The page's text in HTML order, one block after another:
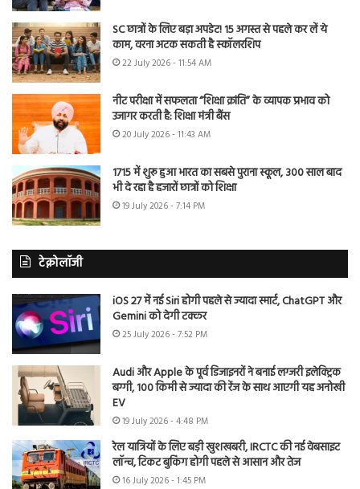
SC छात्रों के लिए बड़ा अपडेट! 15 अगस्त से पहले कर लें ये
काम, वरना अटक सकती है स्कॉलरशिप
22 July 2026 - 11:54 AM
नीट परीक्षा में सफलता “शिक्षा क्रांति” के व्यापक प्रभाव को
उजागर करती है: शिक्षा मंत्री बैंस
20 July 2026 - 11:43 AM
1715 में शुरू हुआ भारत का सबसे पुराना स्कूल, 300 साल बाद
भी दे रहा है हजारों छात्रों को शिक्षा
19 July 2026 - 7:14 PM
टेक्नोलॉजी
iOS 27 में नई Siri होगी पहले से ज्यादा स्मार्ट, ChatGPT और
Gemini को देगी टक्कर
25 July 2026 - 7:52 PM
Audi और Apple के पूर्व डिजाइनरों ने बनाई लग्जरी इलेक्ट्रिक
बग्गी, 100 किमी से ज्यादा की रेंज के साथ आएगी यह अनोखी
EV
19 July 2026 - 4:48 PM
रेल यात्रियों के लिए बड़ी खुशखबरी, IRCTC की नई वेबसाइट
लॉन्च, टिकट बुकिंग होगी पहले से आसान और तेज
16 July 2026 - 1:45 PM